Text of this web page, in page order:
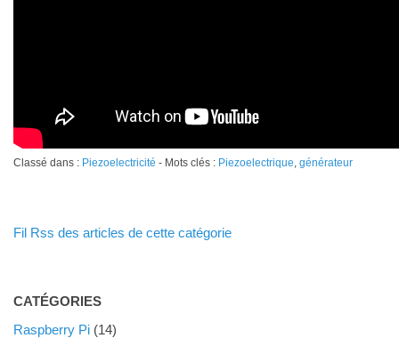
Classé dans : Piezoelectricité - Mots clés : Piezoelectrique, générateur
Fil Rss des articles de cette catégorie
CATÉGORIES
Raspberry Pi(14)